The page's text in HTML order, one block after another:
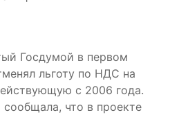
Госдумой в первом
льготу по НДС на
с 2006 года.
сообщала, что в проекте